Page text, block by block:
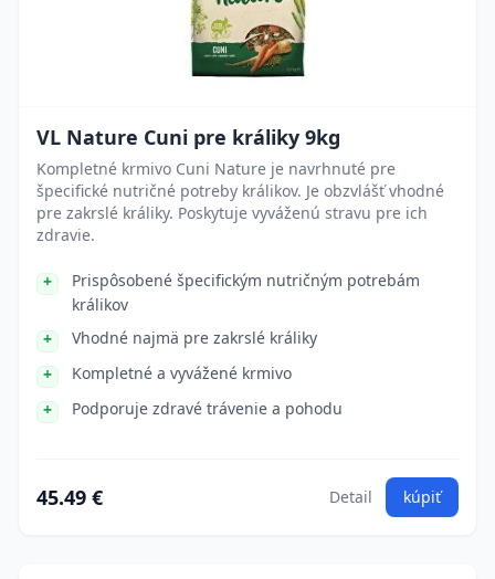
VL Nature Cuni pre králiky 9kg
Kompletné krmivo Cuni Nature je navrhnuté pre
špecifické nutričné potreby králikov. Je obzvlášť vhodné
pre zakrslé králiky. Poskytuje vyváženú stravu pre ich
zdravie.
Prispôsobené špecifickým nutričným potrebám
králikov
Vhodné najmä pre zakrslé králiky
Kompletné a vyvážené krmivo
Podporuje zdravé trávenie a pohodu
45.49 € Detail kúpiť